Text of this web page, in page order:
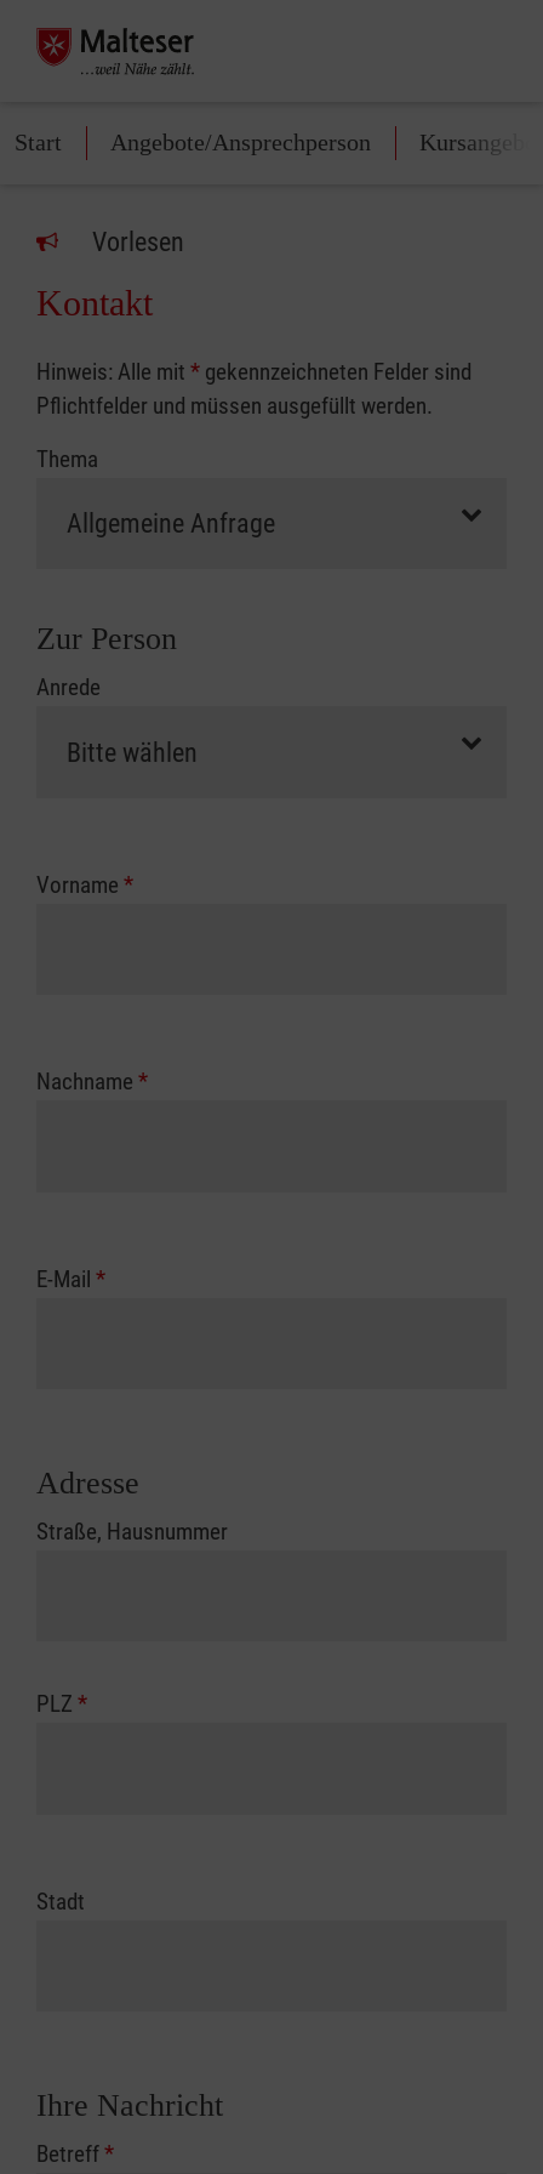
Start Angebote/Ansprechperson Kursangebot
Vorlesen
Kontakt
Hinweis: Alle mit * gekennzeichneten Felder sind
Pflichtfelder und müssen ausgefüllt werden.
Thema
Zur Person
Anrede
Vorname *
Nachname *
E-Mail *
Adresse
Straße, Hausnummer
PLZ *
Stadt
Ihre Nachricht
Betreff*